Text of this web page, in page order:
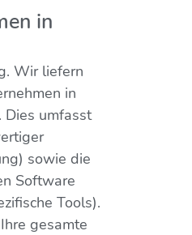
in
Wir liefern
in
Dies umfasst
sowie die
Software
Tools).
gesamte